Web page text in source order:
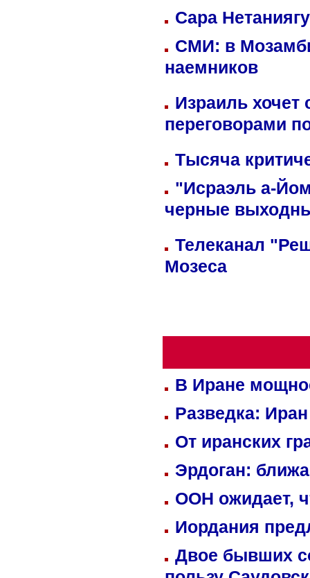
Сара
СМИ: в
наемников
Израиль хочет
переговорами
Тысяча
"Исраэль а-
черные
Телеканал
Мозеса
В Иране
Разведка:
От иранских
Эрдоган:
ООН ожидает,
Иордания
Двое бывших